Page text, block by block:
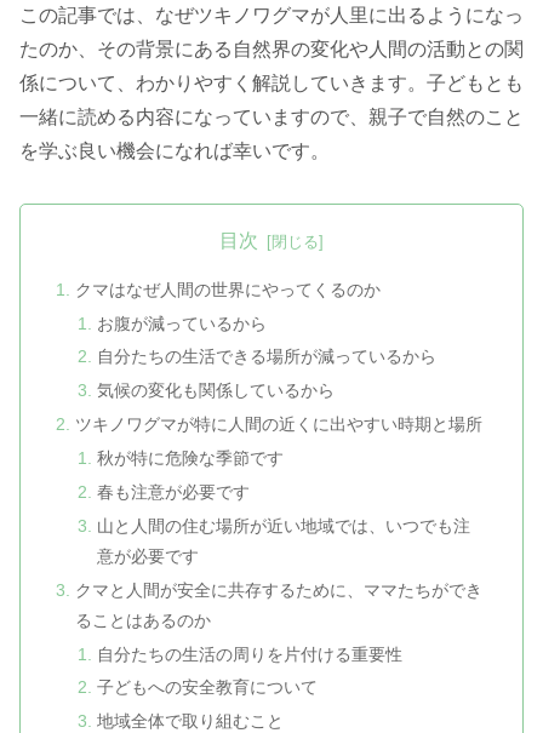
この記事では、なぜツキノワグマが人里に出るようになっ
たのか、その背景にある自然界の変化や人間の活動との関
係について、わかりやすく解説していきます。子どもとも
一緒に読める内容になっていますので、親子で自然のこと
を学ぶ良い機会になれば幸いです。
目次
クマはなぜ人間の世界にやってくるのか
お腹が減っているから
自分たちの生活できる場所が減っているから
気候の変化も関係しているから
ツキノワグマが特に人間の近くに出やすい時期と場所
秋が特に危険な季節です
春も注意が必要です
山と人間の住む場所が近い地域では、いつでも注
意が必要です
クマと人間が安全に共存するために、ママたちができ
ることはあるのか
自分たちの生活の周りを片付ける重要性
子どもへの安全教育について
地域全体で取り組むこと